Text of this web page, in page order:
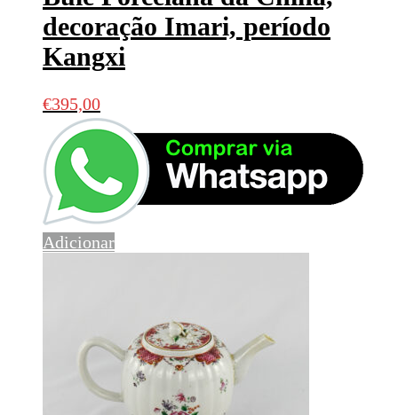
decoração Imari, período
Kangxi
€395,00
Adicionar